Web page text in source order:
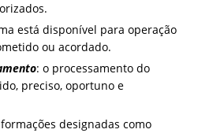
está disponível para operação
ou acordado.
: o processamento do
preciso, oportuno e
designadas como